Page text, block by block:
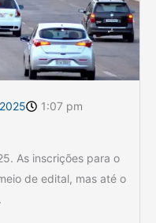
1:07 pm
As inscrições para o
de edital, mas até o